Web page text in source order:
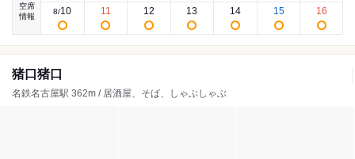
空席
情報
8/10 11 12 13 14 15 16
猪口猪口
名鉄名古屋駅 362m / 居酒屋、そば、しゃぶしゃぶ